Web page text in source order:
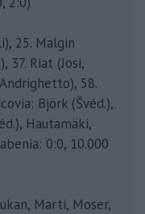
25. Malgin
37. Riat (Josi,
58.
Björk (Švéd.),
Hautamäki,
0:0, 10.000
Marti, Moser,